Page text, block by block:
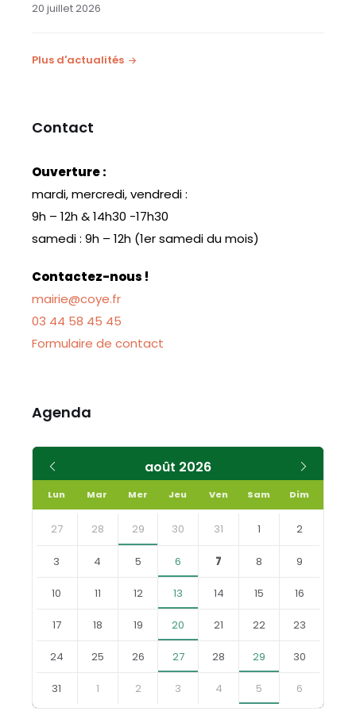
20 juillet 2026
Plus d'actualités
Contact
Ouverture :
mardi, mercredi, vendredi :
9h – 12h & 14h30 -17h30
samedi : 9h – 12h (1er samedi du mois)
Contactez-nous !
mairie@coye.fr
03 44 58 45 45
Formulaire de contact
Agenda
août 2026
précédent
Lun Mar Mer Jeu Ven Sam Dim
Skip
calendar
27 28 29 30 31 1 2
3 4 5 6 7 8 9
10 11 12 13 14 15 16
17 18 19 20 21 22 23
24 25 26 27 28 29 30
31 1 2 3 4 5 6
Retourner